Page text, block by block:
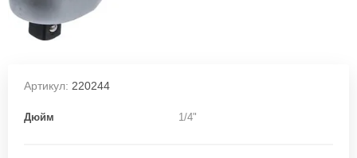
Артикул: 220244
Дюйм 1/4"